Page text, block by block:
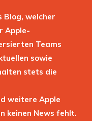
Blog, welcher
Apple-
Teams
sowie
stets die
weitere Apple
keinen News fehlt.